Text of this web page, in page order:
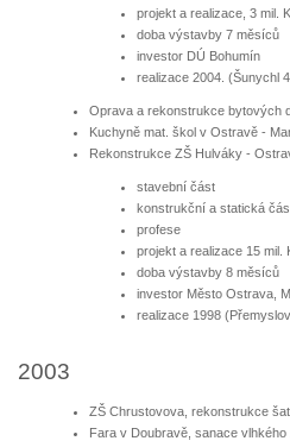
projekt a realizace, 3 mil.
doba výstavby 7 měsíců
investor DÚ Bohumín
realizace 2004. (Šunychl
Oprava a rekonstrukce bytových
Kuchyně mat. škol v Ostravě -
Rekonstrukce ZŠ Hulváky -
stavební část
konstrukční a statická
profese
projekt a realizace 15 mil.
doba výstavby 8 měsíců
investor Město Ostrava,
realizace 1998
2003
ZŠ Chrustovova, rekonstrukce
Fara v Doubravě, sanace vlhkého